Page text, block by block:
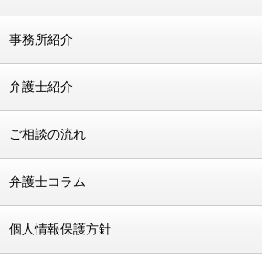
事務所紹介
弁護士紹介
ご相談の流れ
弁護士コラム
個人情報保護方針